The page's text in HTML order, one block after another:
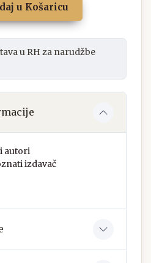
u Košaricu
u RH za narudžbe
autori
izdavač